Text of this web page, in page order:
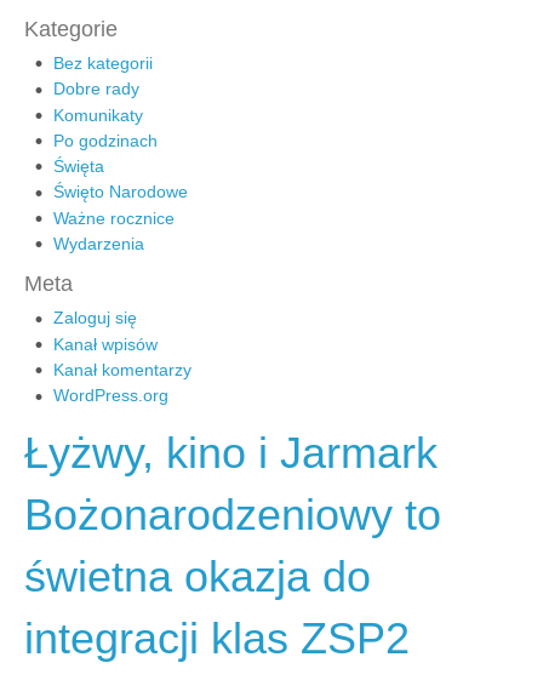
Kategorie
Bez kategorii
Dobre rady
Komunikaty
Po godzinach
Święta
Święto Narodowe
Ważne rocznice
Wydarzenia
Meta
Zaloguj się
Kanał wpisów
Kanał komentarzy
WordPress.org
Łyżwy, kino i Jarmark
Bożonarodzeniowy to
świetna okazja do
integracji klas ZSP2